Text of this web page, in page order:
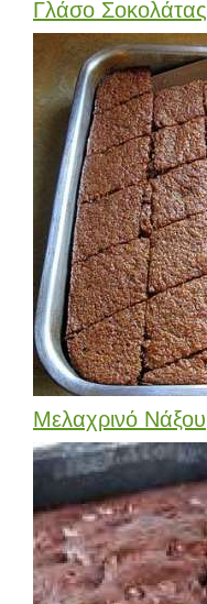
Γλάσο Σοκολάτας
Μελαχρινό Νάξου